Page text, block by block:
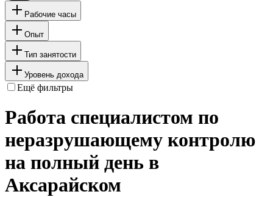
Рабочие часы
Опыт
Тип занятости
Уровень дохода
Ещё фильтры
Работа специалистом по
неразрушающему контролю
на полный день в
Аксарайском